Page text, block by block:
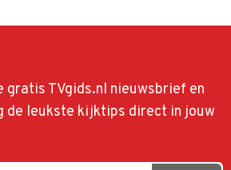
gratis TVgids.nl nieuwsbrief en
de leukste kijktips direct in jouw